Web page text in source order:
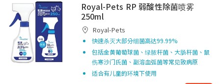
Royal-Pets RP 弱酸性除菌喷雾
250ml
Royal-Pets
快速杀灭大部分细菌高达99.99%
包括金黄葡萄球菌、绿脓杆菌、大肠杆菌、鼠
伤寒沙门氏菌、副溶血弧菌等常见致病原
适合有儿童的环境下使用